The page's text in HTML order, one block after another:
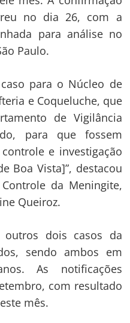
no dia 26, com a
para análise no
Paulo.
para o Núcleo de
e Coqueluche, que
de Vigilância
para que fossem
e investigação
Boa Vista]”, destacou
da Meningite,
Queiroz.
outros dois casos da
sendo ambos em
As notificações
com resultado
mês.